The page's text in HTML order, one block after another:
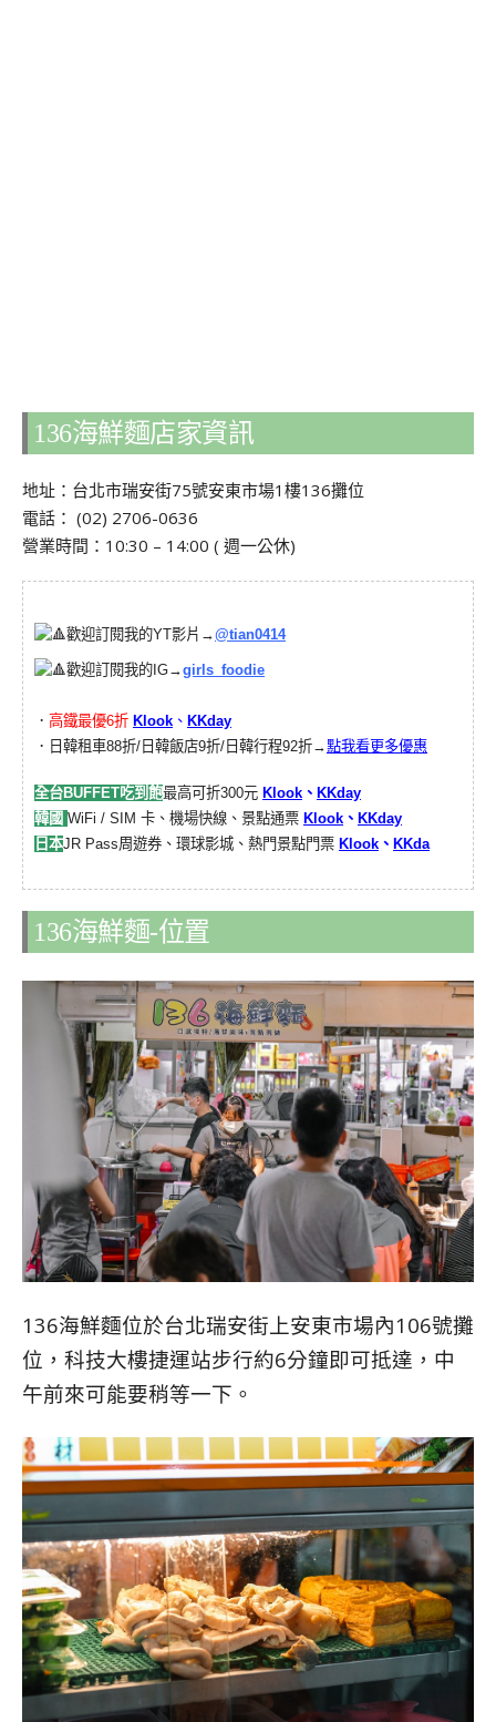
136海鮮麵店家資訊
地址：台北市瑞安街75號安東市場1樓136攤位
電話： (02) 2706-0636
營業時間：10:30 – 14:00 ( 週一公休)
歡迎訂閱我的YT影片→@tian0414
歡迎訂閱我的IG→girls_foodie
． 高鐵最優6折 Klook 、 KKday
．日韓租車88折/日韓飯店9折/日韓行程92折→點我看更多優惠
全台BUFFET吃到飽最高可折300元 Klook 、 KKday
韓國 WiFi / SIM 卡、機場快線、景點通票 Klook 、 KKday
日本JR Pass周遊券、環球影城、熱門景點門票 Klook 、 KKda
136海鮮麵-位置
136海鮮麵位於台北瑞安街上安東市場內106號攤
位，科技大樓捷運站步行約6分鐘即可抵達，中
午前來可能要稍等一下。